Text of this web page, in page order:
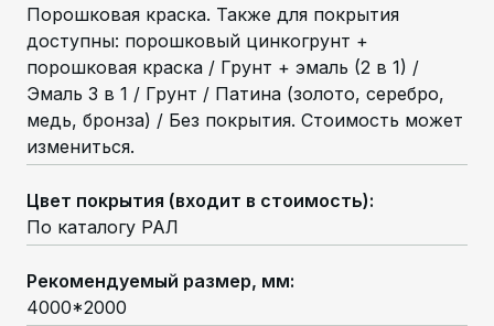
Порошковая краска. Также для покрытия
доступны: порошковый цинкогрунт +
порошковая краска / Грунт + эмаль (2 в 1) /
Эмаль 3 в 1 / Грунт / Патина (золото, серебро,
медь, бронза) / Без покрытия. Стоимость может
измениться.
Цвет покрытия (входит в стоимость):
По каталогу РАЛ
Рекомендуемый размер, мм:
4000*2000